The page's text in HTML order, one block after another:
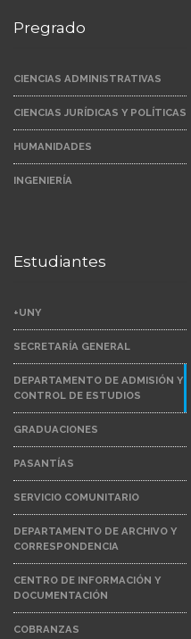
Pregrado
CIENCIAS ADMINISTRATIVAS
CIENCIAS JURÍDICAS Y POLÍTICAS
HUMANIDADES
INGENIERÍA
Estudiantes
+UNY
SECRETARÍA GENERAL
DEPARTAMENTO DE ADMISIÓN Y
CONTROL DE ESTUDIOS
GRADUACIONES
PASANTÍAS
SERVICIO COMUNITARIO
DEPARTAMENTO DE ARCHIVO Y
CORRESPONDENCIA
CENTRO DE INFORMACIÓN Y
DOCUMENTACIÓN
COBRANZAS